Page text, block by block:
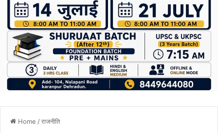
Home /राजनीति